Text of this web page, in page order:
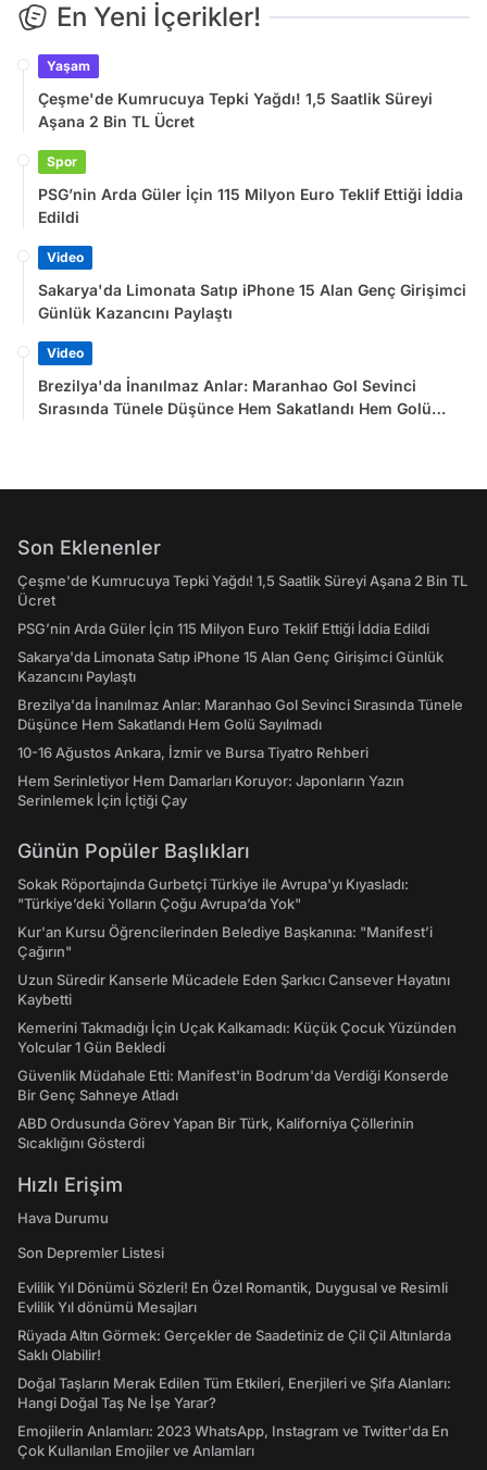
En Yeni İçerikler!
Yaşam
Çeşme'de Kumrucuya Tepki Yağdı! 1,5 Saatlik Süreyi
Aşana 2 Bin TL Ücret
Spor
PSG’nin Arda Güler İçin 115 Milyon Euro Teklif Ettiği İddia
Edildi
Video
Sakarya'da Limonata Satıp iPhone 15 Alan Genç Girişimci
Günlük Kazancını Paylaştı
Video
Brezilya'da İnanılmaz Anlar: Maranhao Gol Sevinci
Sırasında Tünele Düşünce Hem Sakatlandı Hem Golü
Son Eklenenler
Çeşme'de Kumrucuya Tepki Yağdı! 1,5 Saatlik Süreyi Aşana 2 Bin TL
Ücret
PSG’nin Arda Güler İçin 115 Milyon Euro Teklif Ettiği İddia Edildi
Sakarya'da Limonata Satıp iPhone 15 Alan Genç Girişimci Günlük
Kazancını Paylaştı
Brezilya'da İnanılmaz Anlar: Maranhao Gol Sevinci Sırasında Tünele
Düşünce Hem Sakatlandı Hem Golü Sayılmadı
10-16 Ağustos Ankara, İzmir ve Bursa Tiyatro Rehberi
Hem Serinletiyor Hem Damarları Koruyor: Japonların Yazın
Serinlemek İçin İçtiği Çay
Günün Popüler Başlıkları
Sokak Röportajında Gurbetçi Türkiye ile Avrupa'yı Kıyasladı:
"Türkiye’deki Yolların Çoğu Avrupa’da Yok"
Kur'an Kursu Öğrencilerinden Belediye Başkanına: "Manifest’i
Çağırın"
Uzun Süredir Kanserle Mücadele Eden Şarkıcı Cansever Hayatını
Kaybetti
Kemerini Takmadığı İçin Uçak Kalkamadı: Küçük Çocuk Yüzünden
Yolcular 1 Gün Bekledi
Güvenlik Müdahale Etti: Manifest'in Bodrum'da Verdiği Konserde
Bir Genç Sahneye Atladı
ABD Ordusunda Görev Yapan Bir Türk, Kaliforniya Çöllerinin
Sıcaklığını Gösterdi
Hızlı Erişim
Hava Durumu
Son Depremler Listesi
Evlilik Yıl Dönümü Sözleri! En Özel Romantik, Duygusal ve Resimli
Evlilik Yıl dönümü Mesajları
Rüyada Altın Görmek: Gerçekler de Saadetiniz de Çil Çil Altınlarda
Saklı Olabilir!
Doğal Taşların Merak Edilen Tüm Etkileri, Enerjileri ve Şifa Alanları:
Hangi Doğal Taş Ne İşe Yarar?
Emojilerin Anlamları: 2023 WhatsApp, Instagram ve Twitter'da En
Çok Kullanılan Emojiler ve Anlamları